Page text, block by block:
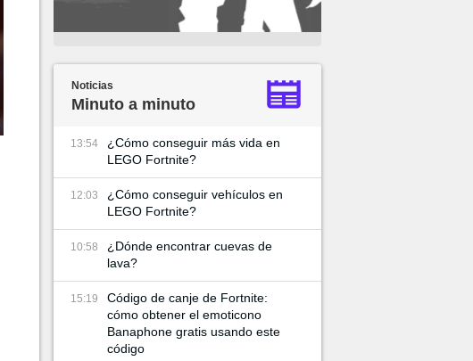
Noticias
Minuto a minuto
13:54
¿Cómo conseguir más vida en
LEGO Fortnite?
12:03
¿Cómo conseguir vehículos en
LEGO Fortnite?
10:58
¿Dónde encontrar cuevas de
lava?
15:19
Código de canje de Fortnite:
cómo obtener el emoticono
Banaphone gratis usando este
código